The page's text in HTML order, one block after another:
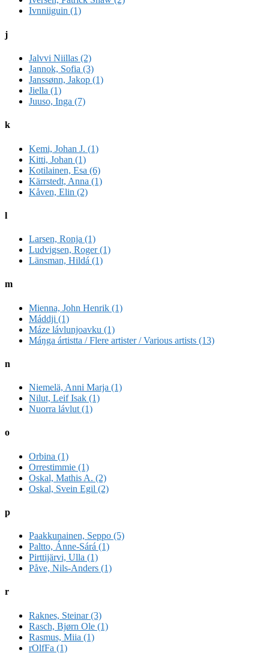
Ivnniiguin (1)
j
Jalvvi Niillas (2)
Jannok, Sofia (3)
Janssønn, Jakop (1)
Jiella (1)
Juuso, Inga (7)
k
Kemi, Johan J. (1)
Kitti, Johan (1)
Kotilainen, Esa (6)
Kärrstedt, Anna (1)
Kåven, Elin (2)
l
Larsen, Ronja (1)
Ludvigsen, Roger (1)
Länsman, Hildá (1)
m
Mienna, John Henrik (1)
Máddji (1)
Máze lávlunjoavku (1)
Máŋga ártistta / Flere artister / Various artists (13)
n
Niemelä, Anni Marja (1)
Nilut, Leif Isak (1)
Nuorra lávlut (1)
o
Orbina (1)
Orrestimmie (1)
Oskal, Mathis A. (2)
Oskal, Svein Egil (2)
p
Paakkunainen, Seppo (5)
Paltto, Ánne-Sárá (1)
Pirttijärvi, Ulla (1)
Påve, Nils-Anders (1)
r
Raknes, Steinar (3)
Rasch, Bjørn Ole (1)
Rasmus, Miia (1)
rOlfFa (1)